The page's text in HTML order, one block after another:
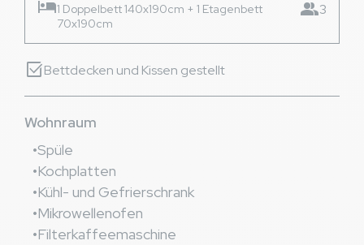
hotel1 Doppelbett 140x190cm + 1 Etagenbett
70x190cm
group3
select_check_boxBettdecken und Kissen gestellt
Wohnraum
Spüle
Kochplatten
Kühl- und Gefrierschrank
Mikrowellenofen
Filterkaffeemaschine